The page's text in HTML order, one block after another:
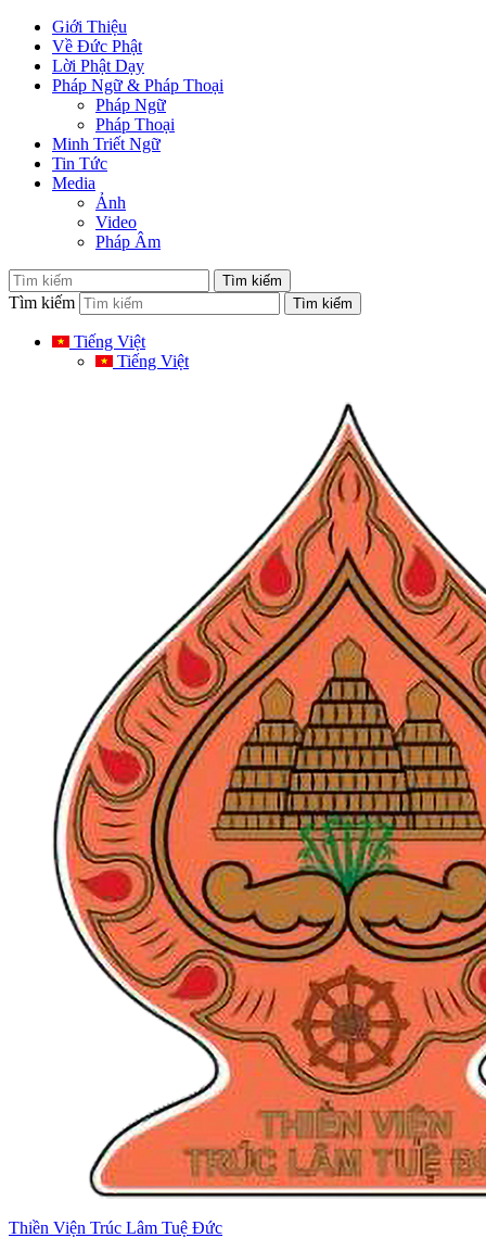
Giới Thiệu
Về Đức Phật
Lời Phật Dạy
Pháp Ngữ & Pháp Thoại
Pháp Ngữ
Pháp Thoại
Minh Triết Ngữ
Tin Tức
Media
Ảnh
Video
Pháp Âm
Tìm kiếm
Tiếng Việt
Tiếng Việt
Thiền Viện Trúc Lâm Tuệ Đức